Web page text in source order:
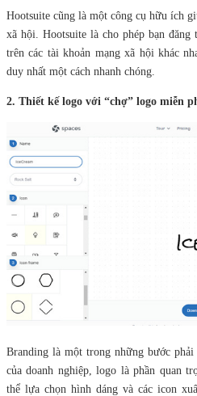
Hootsuite cũng là một công cụ hữu ích
xã hội. Hootsuite là cho phép bạn
trên các tài khoản mạng xã hội khác
duy nhất một cách nhanh chóng.
2. Thiết kế logo với “chợ” logo miễn
Branding là một trong những bước
của doanh nghiệp, logo là phần quan
thể lựa chọn hình dáng và các icon